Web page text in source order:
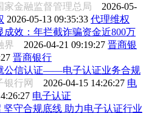
家金融监督管理总局 2026-05-
2026-05-13 09:35:33 代理维权
效：年拦截诈骗资金近800万
界 2026-04-21 09:19:27 晋商银
晋商银行
公信认证——电子认证业务合规
银行网 2026-04-15 14:26:27 电
电子认证
坚守合规底线 助力电子认证行业